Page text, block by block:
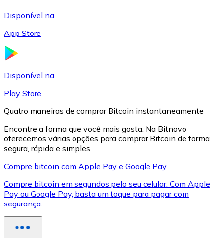
XRP
XRP
Disponível na
App Store
Disponível na
Play Store
Quatro maneiras de comprar Bitcoin instantaneamente
Encontre a forma que você mais gosta. Na Bitnovo
oferecemos várias opções para comprar Bitcoin de forma
segura, rápida e simples.
Compre bitcoin com Apple Pay e Google Pay
Compre bitcoin em segundos pelo seu celular. Com Apple
Pay ou Google Pay, basta um toque para pagar com
segurança.